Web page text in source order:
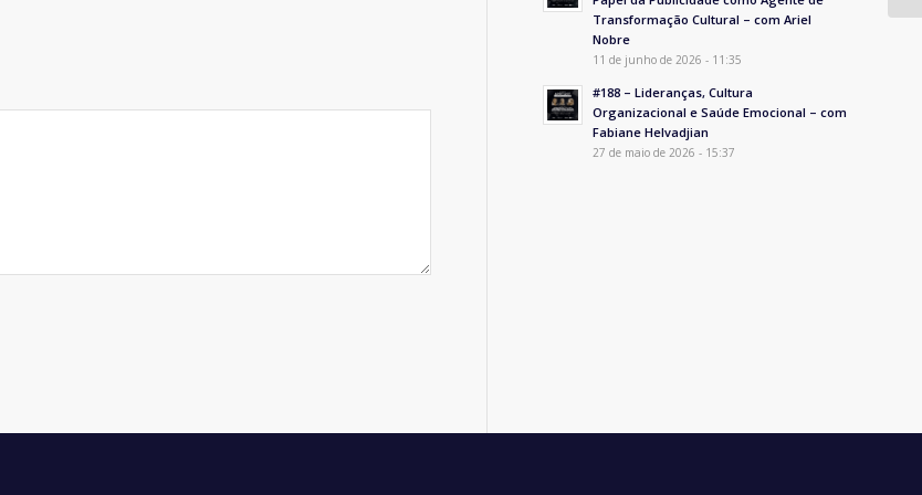
Transformação Cultural – com Ariel
Nobre
11 de junho de 2026 - 11:35
#188 – Lideranças, Cultura
Organizacional e Saúde Emocional – com
Fabiane Helvadjian
27 de maio de 2026 - 15:37